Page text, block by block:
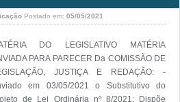
Postado em: 05/05/2021
DO LEGISLATIVO MATÉRIA
PARA PARECER Da COMISSÃO DE
JUSTIÇA E REDAÇÃO: -
em 03/05/2021 o Substitutivo do
de Lei Ordinária nº 8/2021: Dispõe